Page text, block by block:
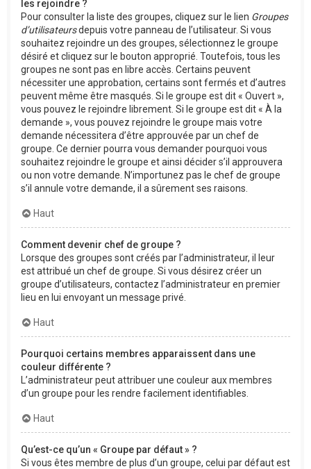
les rejoindre ?
Pour consulter la liste des groupes, cliquez sur le lien Groupes
d’utilisateursdepuis votre panneau de l’utilisateur. Si vous
souhaitez rejoindre un des groupes, sélectionnez le groupe
désiré et cliquez sur le bouton approprié. Toutefois, tous les
groupes ne sont pas en libre accès. Certains peuvent
nécessiter une approbation, certains sont fermés et d’autres
peuvent même être masqués. Si le groupe est dit « Ouvert »,
vous pouvez le rejoindre librement. Si le groupe est dit « À la
demande », vous pouvez rejoindre le groupe mais votre
demande nécessitera d’être approuvée par un chef de
groupe. Ce dernier pourra vous demander pourquoi vous
souhaitez rejoindre le groupe et ainsi décider s’il approuvera
ou non votre demande. N’importunez pas le chef de groupe
s’il annule votre demande, il a sûrement ses raisons.
Haut
Comment devenir chef de groupe ?
Lorsque des groupes sont créés par l’administrateur, il leur
est attribué un chef de groupe. Si vous désirez créer un
groupe d’utilisateurs, contactez l’administrateur en premier
lieu en lui envoyant un message privé.
Haut
Pourquoi certains membres apparaissent dans une
couleur différente ?
L’administrateur peut attribuer une couleur aux membres
d’un groupe pour les rendre facilement identifiables.
Haut
Qu’est-ce qu’un « Groupe par défaut » ?
Si vous êtes membre de plus d’un groupe, celui par défaut est